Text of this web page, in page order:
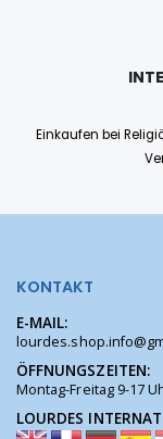
Einkaufen bei
KONTAKT
E-MAIL:
ÖFFNUNGSZEITEN:
Montag-Freitag 9-17
LOURDES